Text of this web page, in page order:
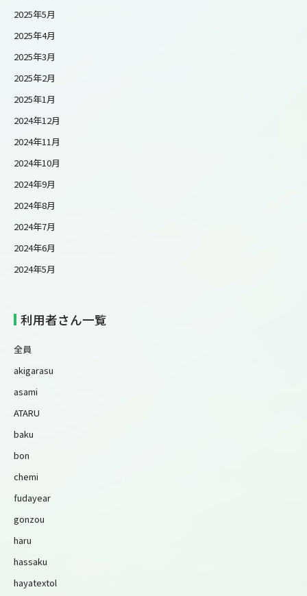
2025年5月
2025年4月
2025年3月
2025年2月
2025年1月
2024年12月
2024年11月
2024年10月
2024年9月
2024年8月
2024年7月
2024年6月
2024年5月
利用者さん一覧
全員
akigarasu
asami
ATARU
baku
bon
chemi
fudayear
gonzou
haru
hassaku
hayatextol